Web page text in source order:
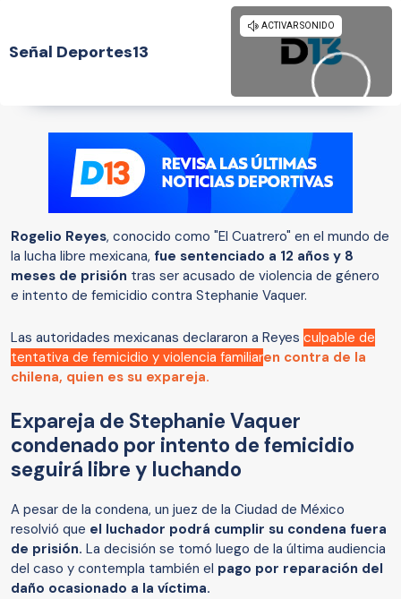
Señal Deportes13
Rogelio Reyes, conocido como "El Cuatrero" en el mundo de
la lucha libre mexicana, fue sentenciado a 12 años y 8
meses de prisión tras ser acusado de violencia de género
e intento de femicidio contra Stephanie Vaquer.
Las autoridades mexicanas declararon a Reyes culpable de
tentativa de femicidio y violencia familiaren contra de la
chilena, quien es su expareja.
Expareja de Stephanie Vaquer
condenado por intento de femicidio
seguirá libre y luchando
A pesar de la condena, un juez de la Ciudad de México
resolvió que el luchador podrá cumplir su condena fuera
de prisión. La decisión se tomó luego de la última audiencia
del caso y contempla también el pago por reparación del
daño ocasionado a la víctima.